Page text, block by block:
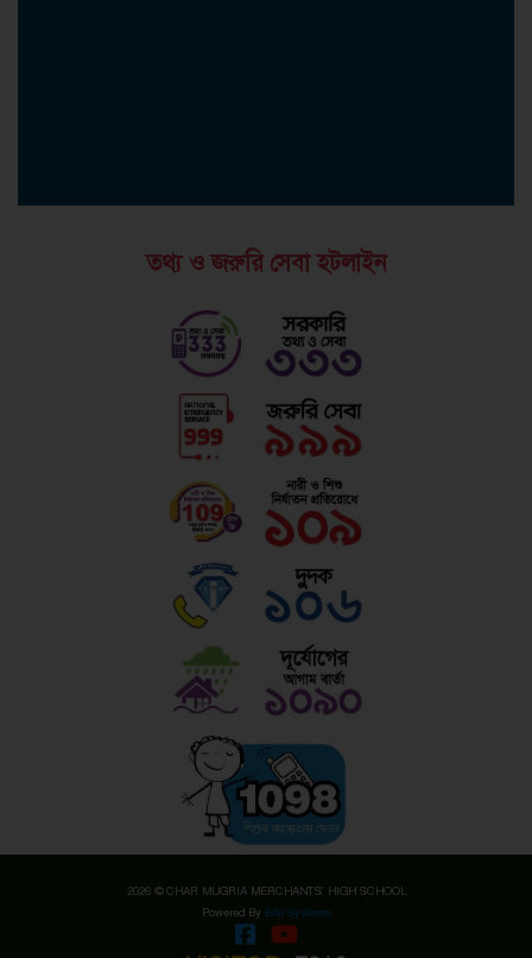
তথ্য ও জরুরি সেবা হটলাইন
2026 © CHAR MUGRIA MERCHANTS' HIGH SCHOOL
Powered By Edu Systems